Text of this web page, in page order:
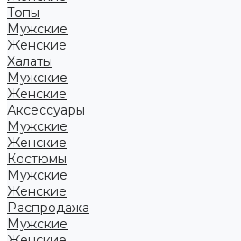
Топы
Мужские
Женские
Халаты
Мужские
Женские
Аксессуары
Мужские
Женские
Костюмы
Мужские
Женские
Распродажа
Мужские